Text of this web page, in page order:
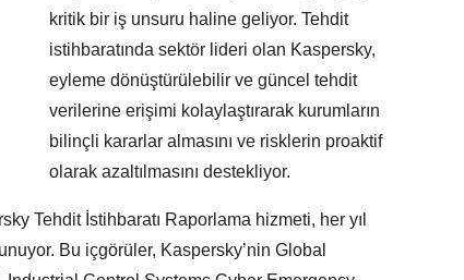
kritik bir iş unsuru haline geliyor. Tehdit
istihbaratında sektör lideri olan Kaspersky,
eyleme dönüştürülebilir ve güncel tehdit
verilerine erişimi kolaylaştırarak kurumların
bilinçli kararlar almasını ve risklerin proaktif
olarak azaltılmasını destekliyor.
Tehdit İstihbaratı Raporlama hizmeti, her yıl
Bu içgörüler, Kaspersky’nin Global